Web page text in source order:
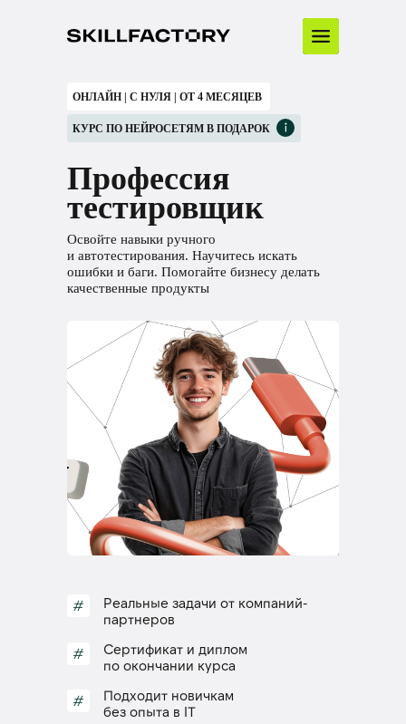
ОНЛАЙН | С НУЛЯ | ОТ 4 МЕСЯЦЕВ
Профессия
тестировщик
Освойте навыки ручного
и автотестирования. Научитесь искать
ошибки и баги. Помогайте бизнесу делать
качественные продукты
КУРС ПО НЕЙРОСЕТЯМ В ПОДАРОК
#
Реальные задачи от компаний-
партнеров
#
Сертификат и диплом
по окончании курса
#
Подходит новичкам
без опыта в IT